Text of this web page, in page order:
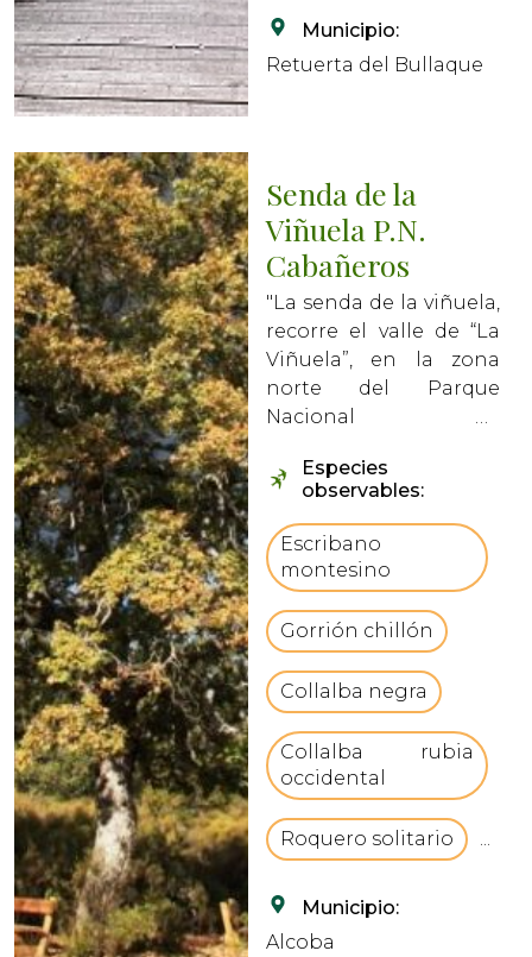
Municipio:
Retuerta del Bullaque
Senda de la
Viñuela P.N.
Cabañeros
"La senda de la viñuela,
recorre el valle de “La
Viñuela”, en la zona
norte del Parque
Nacional de
provincia de Ciudad
Real. Es una ruta
circular de
aproximadamente 13
km, y de dificultad baja.
vbCrLfLa ruta atraviesa
diferentes niveles...
Especies
observables:
Escribano
montesino
Gorrión chillón
Collalba negra
Collalba rubia
occidental
Roquero solitario ...
Municipio:
Alcoba